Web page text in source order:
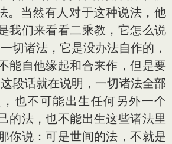
。当然有人对于这种说法，他
我们来看看二乘教，它怎么说
切诸法，它是没办法自作的，
能自他缘起和合来作，但是要
段话就在说明，一切诸法全部
也不可能出生任何另外一个
的法，也不能出生这些诸法里
你说：可是世间的法，不就是